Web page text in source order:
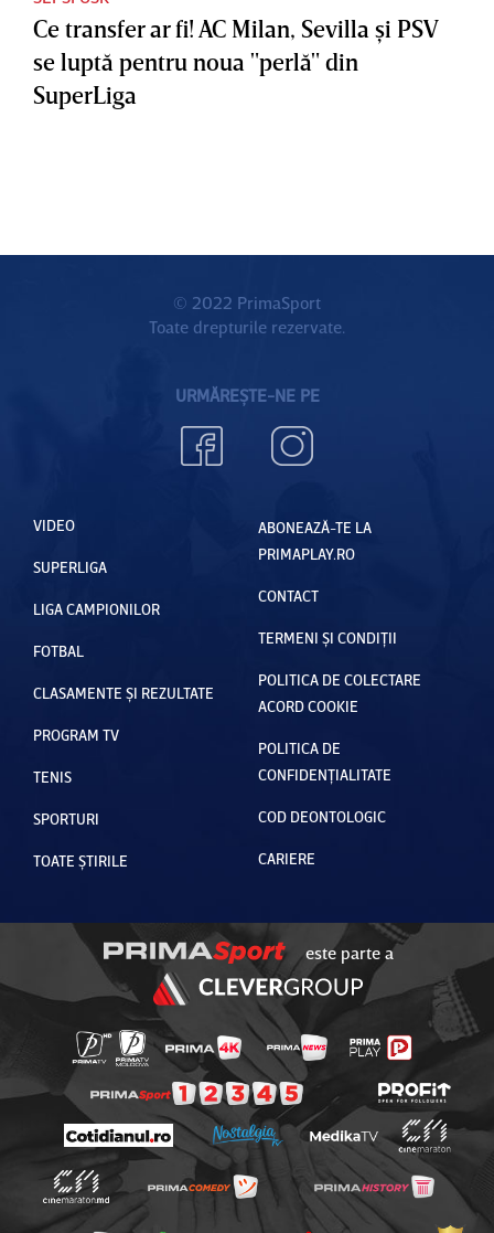
Ce transfer ar fi! AC Milan, Sevilla şi PSV
se luptă pentru noua "perlă" din
SuperLiga
© 2022 PrimaSport
Toate drepturile rezervate.
URMĂREȘTE-NE PE
VIDEO
SUPERLIGA
LIGA CAMPIONILOR
FOTBAL
CLASAMENTE ȘI REZULTATE
PROGRAM TV
TENIS
SPORTURI
TOATE ȘTIRILE
ABONEAZĂ-TE LA
PRIMAPLAY.RO
CONTACT
TERMENI ȘI CONDIȚII
POLITICA DE COLECTARE
ACORD COOKIE
POLITICA DE
CONFIDENȚIALITATE
COD DEONTOLOGIC
CARIERE
este parte a